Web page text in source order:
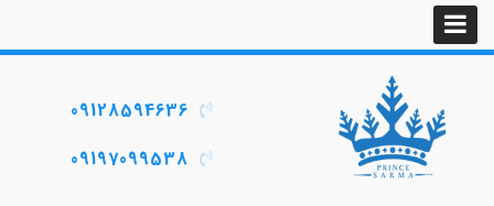
09128594636
09197099538